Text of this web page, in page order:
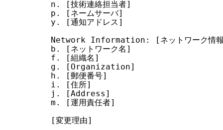
n. [技術連絡担当者]
p. [ネームサーバ]
y. [通知アドレス]
Network Information: [ネットワーク情
b. [ネットワーク名]
f. [組織名]
g. [Organization]
h. [郵便番号]
i. [住所]
j. [Address]
m. [運用責任者]
[変更理由]